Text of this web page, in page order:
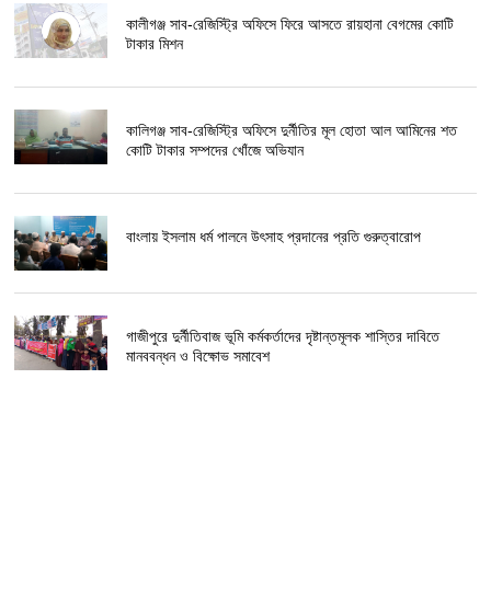
কালীগঞ্জ সাব-রেজিস্ট্রি অফিসে ফিরে আসতে রায়হানা বেগমের কোটি
টাকার মিশন
কালিগঞ্জ সাব-রেজিস্ট্রি অফিসে দুর্নীতির মূল হোতা আল আমিনের শত
কোটি টাকার সম্পদের খোঁজে অভিযান
বাংলায় ইসলাম ধর্ম পালনে উৎসাহ প্রদানের প্রতি গুরুত্বারোপ
গাজীপুরে দুর্নীতিবাজ ভূমি কর্মকর্তাদের দৃষ্টান্তমূলক শাস্তির দাবিতে
মানববন্ধন ও বিক্ষোভ সমাবেশ